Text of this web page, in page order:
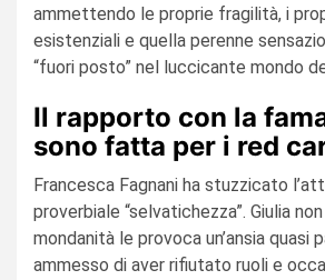
ammettendo le proprie fragilità, i
esistenziali e quella perenne
“fuori posto” nel luccicante mondo
Il rapporto con la
sono fatta per i red
Francesca Fagnani ha stuzzicato
proverbiale “selvatichezza”. Giulia
mondanità le provoca un’ansia quasi
ammesso di aver rifiutato ruoli e